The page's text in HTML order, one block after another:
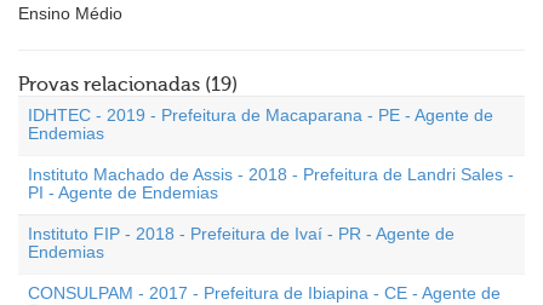
Ensino Médio
Provas relacionadas (19)
IDHTEC - 2019 - Prefeitura de Macaparana - PE - Agente de
Endemias
Instituto Machado de Assis - 2018 - Prefeitura de Landri Sales -
PI - Agente de Endemias
Instituto FIP - 2018 - Prefeitura de Ivaí - PR - Agente de
Endemias
CONSULPAM - 2017 - Prefeitura de Ibiapina - CE - Agente de